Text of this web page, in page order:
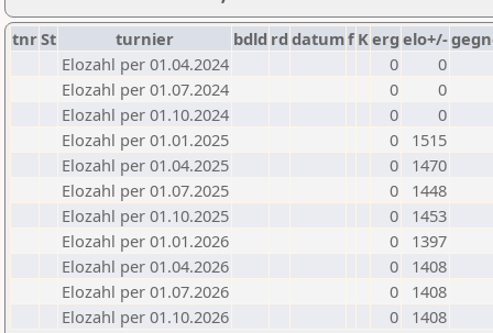
tnrSt turnier bdld rd datumf Kerg elo+/-
Elozahl per 01.04.2024
0
0
Elozahl per 01.07.2024
0
0
Elozahl per 01.10.2024
0
0
Elozahl per 01.01.2025
0
1515
Elozahl per 01.04.2025
0
1470
Elozahl per 01.07.2025
0
1448
Elozahl per 01.10.2025
0
1453
Elozahl per 01.01.2026
0
1397
Elozahl per 01.04.2026
0
1408
Elozahl per 01.07.2026
0
1408
Elozahl per 01.10.2026
0 1408